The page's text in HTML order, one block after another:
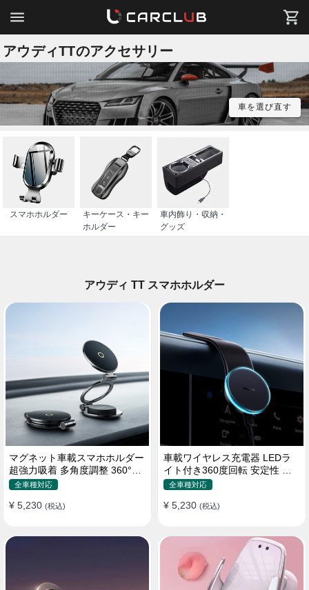
アウディTTのアクセサリー
車を選び直す
スマホホルダー
キーケース・キー
ホルダー
車内飾り・収納・
グッズ
アウディ TT スマホホルダー
マグネット車載スマホホルダー
超強力吸着 多角度調整 360°回
転な台座 車用ホルダー 折りた
全機種対応
全車種対応
¥ 5,230 (税込)
車載ワイヤレス充電器 LEDラ
イト付き360度回転 安定性 粘
着ゲル吸盤＆エアコン吹き出し
イヤレス充電 スマホホルダー
全車種対応
¥ 5,230 (税込)